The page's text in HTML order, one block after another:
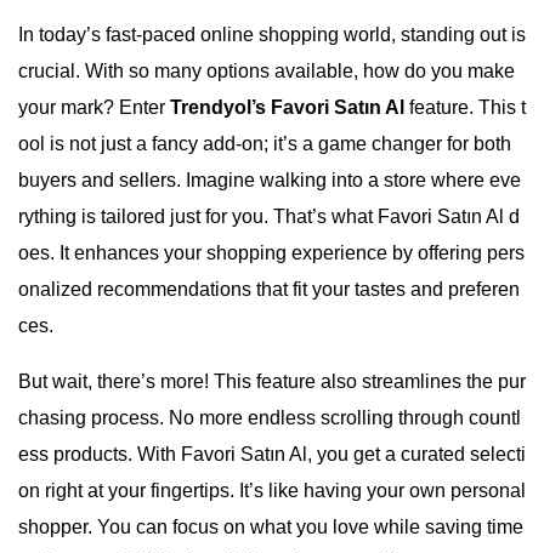
In today’s fast-paced online shopping world, standing out is
crucial. With so many options available, how do you make
your mark? Enter Trendyol’s Favori Satın Al feature. This t
ool is not just a fancy add-on; it’s a game changer for both
buyers and sellers. Imagine walking into a store where eve
rything is tailored just for you. That’s what Favori Satın Al d
oes. It enhances your shopping experience by offering pers
onalized recommendations that fit your tastes and preferen
ces.
But wait, there’s more! This feature also streamlines the pur
chasing process. No more endless scrolling through countl
ess products. With Favori Satın Al, you get a curated selecti
on right at your fingertips. It’s like having your own personal
shopper. You can focus on what you love while saving time